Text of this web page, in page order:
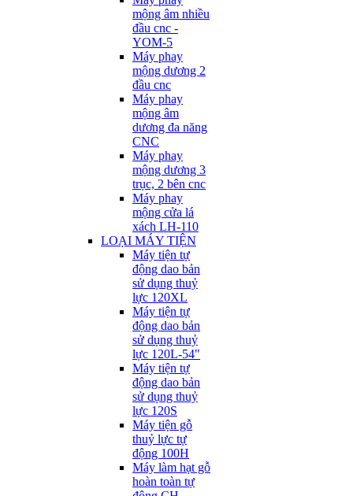
mộng âm nhiều
đầu cnc -
YOM-5
Máy phay
mộng dương 2
đầu cnc
Máy phay
mộng âm
dương đa năng
CNC
Máy phay
mộng dương 3
trục, 2 bên cnc
Máy phay
mộng cửa lá
xách LH-110
LOẠI MÁY TIỆN
Máy tiện tự
động dao bản
sử dụng thuỷ
lực 120XL
Máy tiện tự
động dao bản
sử dụng thuỷ
lực 120L-54"
Máy tiện tự
động dao bản
sử dụng thuỷ
lực 120S
Máy tiện gỗ
thuỷ lực tự
động 100H
Máy làm hạt gỗ
hoàn toàn tự